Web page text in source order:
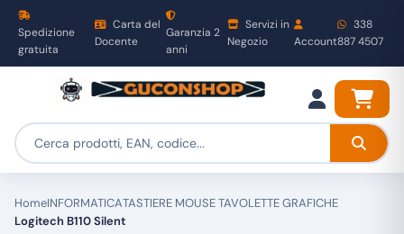
Spedizione
gratuita
Carta del
Docente
Garanzia 2
anni
Servizi in
Negozio
Account
338
887 4507
HomeINFORMATICATASTIERE MOUSE TAVOLETTE GRAFICHE
Logitech B110 Silent